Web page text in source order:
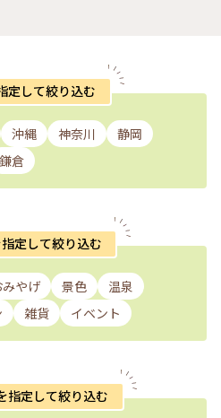
定して絞り込む
沖縄 神奈川
静岡
鎌倉
定して絞り込む
みやげ 景色
温泉
雑貨 イベント
指定して絞り込む